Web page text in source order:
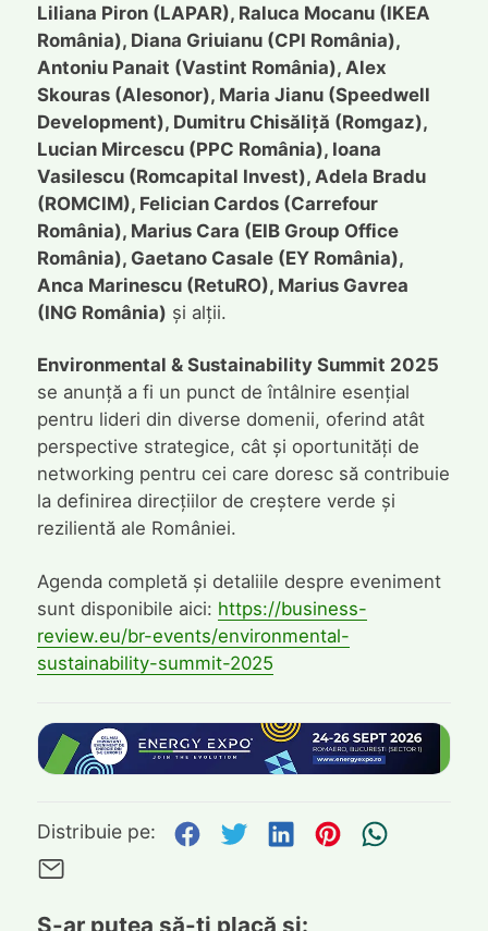
Liliana Piron (LAPAR), Raluca Mocanu (IKEA
România), Diana Griuianu (CPI România),
Antoniu Panait (Vastint România), Alex
Skouras (Alesonor), Maria Jianu (Speedwell
Development), Dumitru Chisăliță (Romgaz),
Lucian Mircescu (PPC România), Ioana
Vasilescu (Romcapital Invest), Adela Bradu
(ROMCIM), Felician Cardos (Carrefour
România), Marius Cara (EIB Group Office
România), Gaetano Casale (EY România),
Anca Marinescu (RetuRO), Marius Gavrea
(ING România) și alții.
Environmental & Sustainability Summit 2025
se anunță a fi un punct de întâlnire esențial
pentru lideri din diverse domenii, oferind atât
perspective strategice, cât și oportunități de
networking pentru cei care doresc să contribuie
la definirea direcțiilor de creștere verde și
rezilientă ale României.
Agenda completă și detaliile despre eveniment
sunt disponibile aici: https://business-
review.eu/br-events/environmental-
sustainability-summit-2025
Distribuie pe: Distribuie pe Facebook
Distribuie pe
Distribuie pe
Distribuie
S-ar putea să-ți placă și: